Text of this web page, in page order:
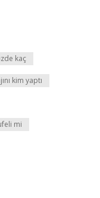
kaç
kim yaptı
mi